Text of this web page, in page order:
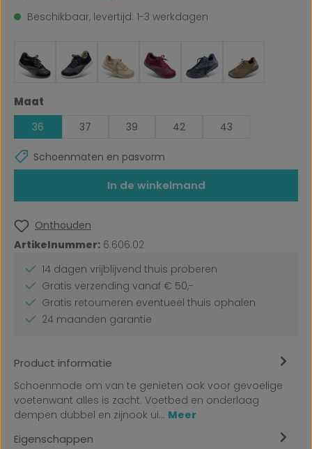
Beschikbaar, levertijd: 1-3 werkdagen
Selecteer
Maat
36 37 39 42 43
Schoenmaten en pasvorm
In de winkelmand
Onthouden
Artikelnummer: 6.606.02
14 dagen vrijblijvend thuis proberen
Gratis verzending vanaf € 50,-
Gratis retourneren eventueel thuis ophalen
24 maanden garantie
Product informatie
Schoenmode om van te genieten ook voor gevoelige
voetenwant alles is zacht. Voetbed en onderlaag
dempen dubbel en zijnook ui… Meer
Eigenschappen